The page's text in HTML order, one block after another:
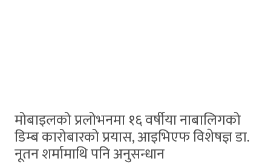
मोबाइलको प्रलोभनमा १६ वर्षीया नाबालिगको
डिम्ब कारोबारको प्रयास, आइभिएफ विशेषज्ञ डा.
नूतन शर्मामाथि पनि अनुसन्धान